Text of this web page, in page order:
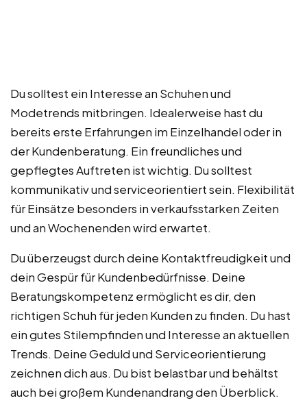
Du solltest ein Interesse an Schuhen und
Modetrends mitbringen. Idealerweise hast du
bereits erste Erfahrungen im Einzelhandel oder in
der Kundenberatung. Ein freundliches und
gepflegtes Auftreten ist wichtig. Du solltest
kommunikativ und serviceorientiert sein. Flexibilität
für Einsätze besonders in verkaufsstarken Zeiten
und an Wochenenden wird erwartet.
Du überzeugst durch deine Kontaktfreudigkeit und
dein Gespür für Kundenbedürfnisse. Deine
Beratungskompetenz ermöglicht es dir, den
richtigen Schuh für jeden Kunden zu finden. Du hast
ein gutes Stilempfinden und Interesse an aktuellen
Trends. Deine Geduld und Serviceorientierung
zeichnen dich aus. Du bist belastbar und behältst
auch bei großem Kundenandrang den Überblick.